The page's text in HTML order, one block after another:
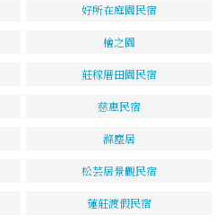
好所在庭園民宿
檜之園
莊稼厝田園民宿
慈惠民宿
滌塵居
松芸居景觀民宿
蓮莊渡假民宿